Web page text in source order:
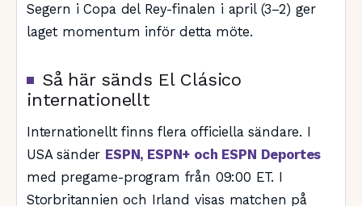
Segern i Copa del Rey-finalen i april (3–2) ger
laget momentum inför detta möte.
Så här sänds El Clásico
internationellt
Internationellt finns flera officiella sändare. I
USA sänder ESPN, ESPN+ och ESPN Deportes
med pregame-program från 09:00 ET. I
Storbritannien och Irland visas matchen på